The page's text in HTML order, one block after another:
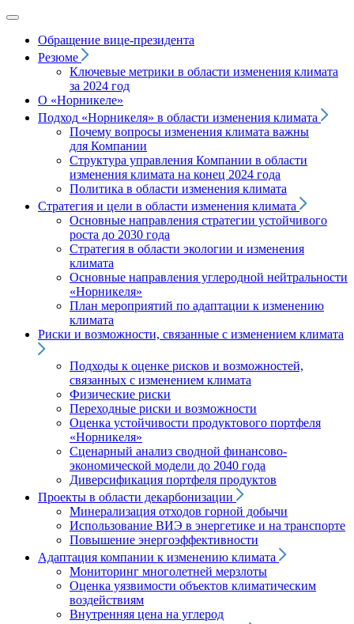
Обращение вице‑президента
Резюме
Ключевые метрики в области изменения климата
за 2024 год
О «Норникеле»
Подход «Норникеля» в области изменения климата
Почему вопросы изменения климата важны
для Компании
Структура управления Компании в области
изменения климата на конец 2024 года
Политика в области изменения климата
Стратегия и цели в области изменения климата
Основные направления стратегии устойчивого
роста до 2030 года
Стратегия в области экологии и изменения
климата
Основные направления углеродной нейтральности
«Норникеля»
План мероприятий по адаптации к изменению
климата
Риски и возможности, связанные с изменением климата
Подходы к оценке рисков и возможностей,
связанных с изменением климата
Физические риски
Переходные риски и возможности
Оценка устойчивости продуктового портфеля
«Норникеля»
Сценарный анализ сводной финансово-
экономической модели до 2040 года
Диверсификация портфеля продуктов
Проекты в области декарбонизации
Минерализация отходов горной добычи
Использование ВИЭ в энергетике и на транспорте
Повышение энергоэффективности
Адаптация компании к изменению климата
Мониторинг многолетней мерзлоты
Оценка уязвимости объектов климатическим
воздействиям
Внутренняя цена на углерод